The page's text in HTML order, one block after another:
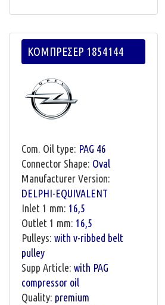
ΚΟΜΠΡΕΣΕΡ 1854144
Com. Oil type: PAG 46
Connector Shape: Oval
Manufacturer Version:
DELPHI-EQUIVALENT
Inlet 1 mm: 16,5
Outlet 1 mm: 16,5
Pulleys: with v-ribbed belt
pulley
Supp Article: with PAG
compressor oil
Quality: premium